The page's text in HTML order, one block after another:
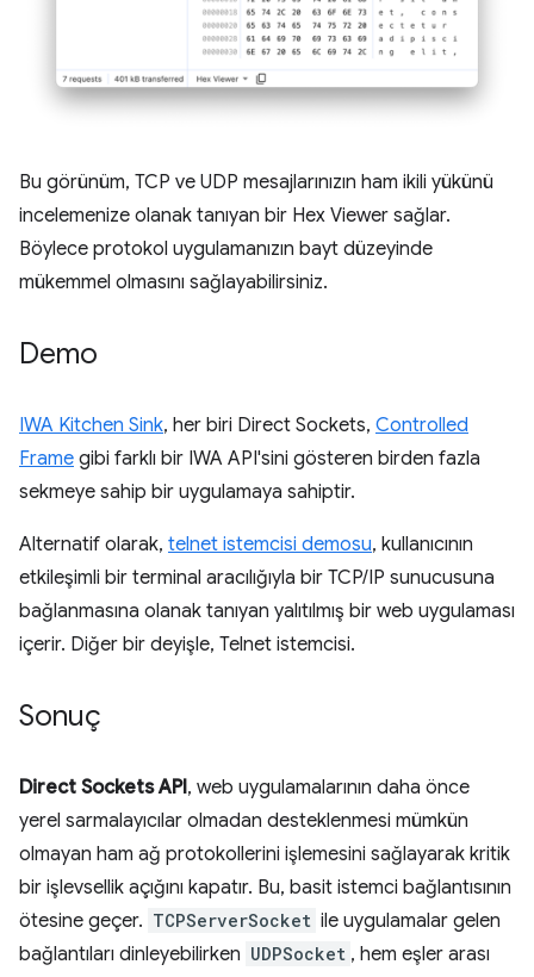
Bu görünüm, TCP ve UDP mesajlarınızın ham ikili yükünü
incelemenize olanak tanıyan bir Hex Viewer sağlar.
Böylece protokol uygulamanızın bayt düzeyinde
mükemmel olmasını sağlayabilirsiniz.
Demo
IWA Kitchen Sink, her biri Direct Sockets, Controlled
Frame gibi farklı bir IWA API'sini gösteren birden fazla
sekmeye sahip bir uygulamaya sahiptir.
Alternatif olarak, telnet istemcisi demosu, kullanıcının
etkileşimli bir terminal aracılığıyla bir TCP/IP sunucusuna
bağlanmasına olanak tanıyan yalıtılmış bir web uygulaması
içerir. Diğer bir deyişle, Telnet istemcisi.
Sonuç
Direct Sockets API, web uygulamalarının daha önce
yerel sarmalayıcılar olmadan desteklenmesi mümkün
olmayan ham ağ protokollerini işlemesini sağlayarak kritik
bir işlevsellik açığını kapatır. Bu, basit istemci bağlantısının
ötesine geçer. TCPServerSocket ile uygulamalar gelen
bağlantıları dinleyebilirken UDPSocket , hem eşler arası